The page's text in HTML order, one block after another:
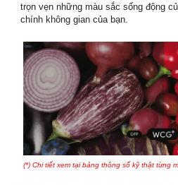
trọn vẹn những màu sắc sống động
chính không gian của bạn.
(*) Chi tiết xem tại bảng thông số kỹ thật từng